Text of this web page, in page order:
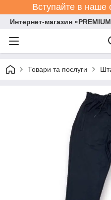
Вступайте в наше
Интернет-магазин
Товари та послуги